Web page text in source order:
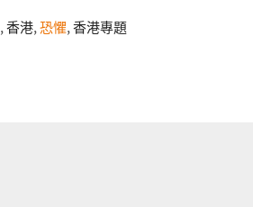
,香港,恐懼,香港專題